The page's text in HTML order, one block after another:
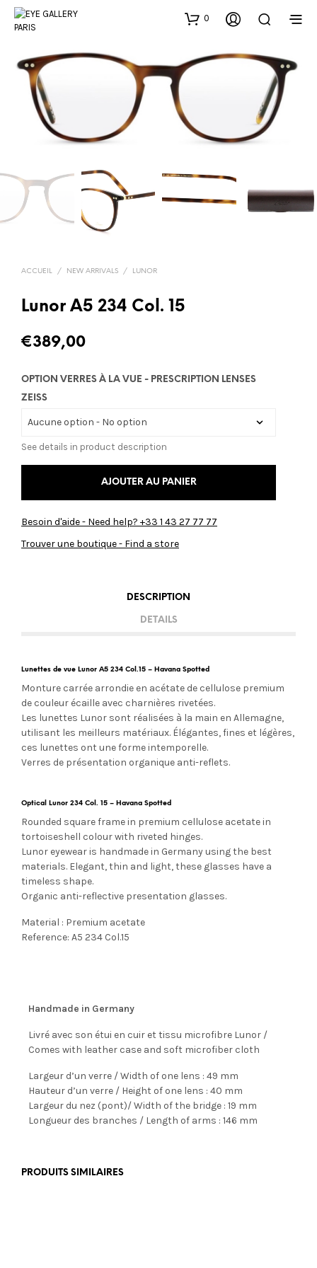
0
ACCUEIL / NEW ARRIVALS / LUNOR
Lunor A5 234 Col. 15
€389,00
OPTION VERRES À LA VUE - PRESCRIPTION LENSES
ZEISS
See details in product description
AJOUTER AU PANIER
Besoin d'aide - Need help? +33 1 43 27 77 77
Trouver une boutique - Find a store
DESCRIPTION
DETAILS
Lunettes de vue Lunor A5 234 Col.15 – Havana Spotted
Monture carrée arrondie en acétate de cellulose premium
de couleur écaille avec charnières rivetées.
Les lunettes Lunor sont réalisées à la main en Allemagne,
utilisant les meilleurs matériaux. Élégantes, fines et légères,
ces lunettes ont une forme intemporelle.
Verres de présentation organique anti-reflets.
Optical Lunor 234 Col. 15 – Havana Spotted
Rounded square frame in premium cellulose acetate in
tortoiseshell colour with riveted hinges.
Lunor eyewear is handmade in Germany using the best
materials. Elegant, thin and light, these glasses have a
timeless shape.
Organic anti-reflective presentation glasses.
Material : Premium acetate
Reference: A5 234 Col.15
Handmade in Germany
Livré avec son étui en cuir et tissu microfibre Lunor /
Comes with leather case and soft microfiber cloth
Largeur d’un verre / Width of one lens : 49 mm
Hauteur d’un verre / Height of one lens : 40 mm
Largeur du nez (pont)/ Width of the bridge : 19 mm
Longueur des branches / Length of arms : 146 mm
PRODUITS SIMILAIRES